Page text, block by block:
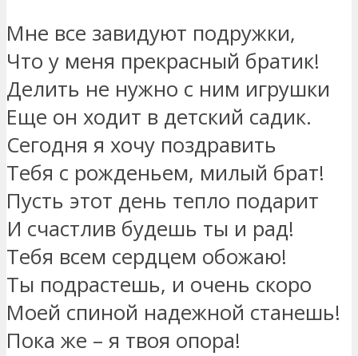
Мне все завидуют подружки,
Что у меня прекрасный братик!
Делить не нужно с ним игрушки
Еще он ходит в детский садик.
Сегодня я хочу поздравить
Тебя с рожденьем, милый брат!
Пусть этот день тепло подарит
И счастлив будешь ты и рад!
Тебя всем сердцем обожаю!
Ты подрастешь, и очень скоро
Моей спиной надежной станешь!
Пока же – я твоя опора!